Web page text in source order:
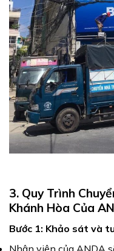
3. Quy Trình
Khánh Hòa Của
Bước 1: Khảo sát và
Nhân viên của ANDA